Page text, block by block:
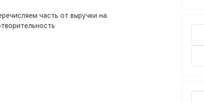
часть от выручки на